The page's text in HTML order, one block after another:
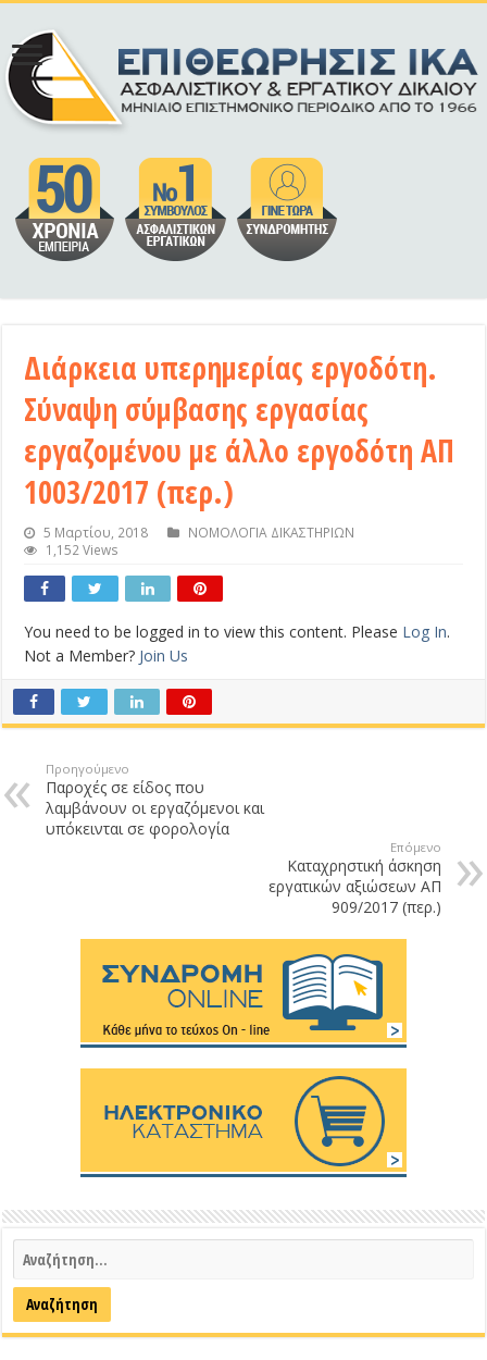
Διάρκεια υπερημερίας εργοδότη.
Σύναψη σύμβασης εργασίας
εργαζομένου με άλλο εργοδότη ΑΠ
1003/2017 (περ.)
5 Μαρτίου, 2018
ΝΟΜΟΛΟΓΙΑ ΔΙΚΑΣΤΗΡΙΩΝ
1,152 Views
You need to be logged in to view this content. Please Log In.
Not a Member? Join Us
Προηγούμενο
Παροχές σε είδος που
λαμβάνουν οι εργαζόμενοι και
υπόκεινται σε φορολογία
Επόμενο
Καταχρηστική άσκηση
εργατικών αξιώσεων ΑΠ
909/2017 (περ.)